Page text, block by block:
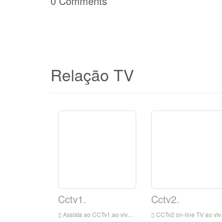
Relação TV
Cctv1.
Assista ao CCTv1 ao vivo on-line, canal integrado da China Central Televisão (Channel Call Sign: CCTV-1 Integrated) é um canal de programa integrado baseado em mandarim de propriedade da China Central Television. Este canal é o primeiro e mais influente canal integrado da China Central Television.
Cctv2.
CCTv2 on-line TV ao vivo, o China Central Television Financial Channel é um canal financeiro de propriedade da China Central Television que transmite principalmente em mandarim. Este canal leva informações financeiras profissionais como conteúdo principal, e usa serviços de vida e moda do consumidor como conteúdo suplementar.